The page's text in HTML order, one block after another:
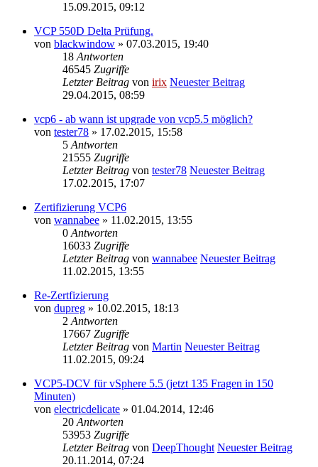
15.09.2015, 09:12
VCP 550D Delta Prüfung.
von blackwindow » 07.03.2015, 19:40
18 Antworten
46545 Zugriffe
Letzter Beitrag von irix Neuester Beitrag
29.04.2015, 08:59
vcp6 - ab wann ist upgrade von vcp5.5 möglich?
von tester78 » 17.02.2015, 15:58
5 Antworten
21555 Zugriffe
Letzter Beitrag von tester78 Neuester Beitrag
17.02.2015, 17:07
Zertifizierung VCP6
von wannabee » 11.02.2015, 13:55
0 Antworten
16033 Zugriffe
Letzter Beitrag von wannabee Neuester Beitrag
11.02.2015, 13:55
Re-Zertfizierung
von dupreg » 10.02.2015, 18:13
2 Antworten
17667 Zugriffe
Letzter Beitrag von Martin Neuester Beitrag
11.02.2015, 09:24
VCP5-DCV für vSphere 5.5 (jetzt 135 Fragen in 150
Minuten)
von electricdelicate » 01.04.2014, 12:46
20 Antworten
53953 Zugriffe
Letzter Beitrag von DeepThought Neuester Beitrag
20.11.2014, 07:24